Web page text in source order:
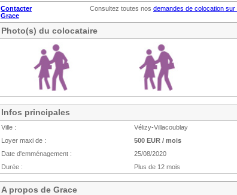
Contacter
Grace
Consultez toutes nos demandes de colocation sur
Photo(s) du colocataire
Infos principales
Ville :
Vélizy-Villacoublay
Loyer maxi de :
500 EUR / mois
Date d'emménagement :
25/08/2020
Durée :
Plus de 12 mois
A propos de Grace